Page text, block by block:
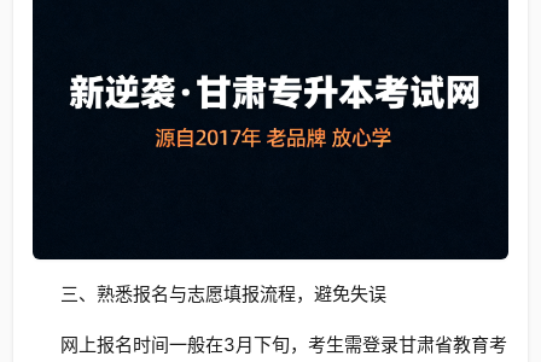
三、熟悉报名与志愿填报流程，避免失误
网上报名时间一般在3月下旬，考生需登录甘肃省教育考